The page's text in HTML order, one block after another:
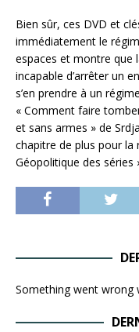
Bien sûr, ces DVD et
immédiatement le
espaces et montre que
incapable d’arrêter un
s’en prendre à un
« Comment faire
et sans armes » de
chapitre de plus pour
Géopolitique des séries
Something went wrong